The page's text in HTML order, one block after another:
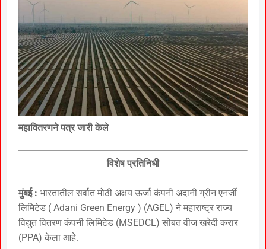
महावितरणने पत्र जारी केले
विशेष प्रतिनिधी
मुंबई : भारतातील सर्वात मोठी अक्षय ऊर्जा कंपनी अदानी ग्रीन एनर्जी
लिमिटेड ( Adani Green Energy ) (AGEL) ने महाराष्ट्र राज्य
विद्युत वितरण कंपनी लिमिटेड (MSEDCL) सोबत वीज खरेदी करार
(PPA) केला आहे.